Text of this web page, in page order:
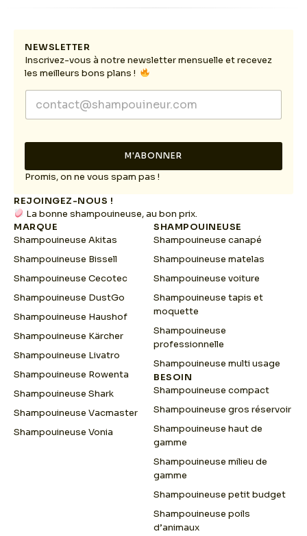
NEWSLETTER
Inscrivez-vous à notre newsletter mensuelle et recevez
les meilleurs bons plans !
a
l
E
m
a
i
E
a
l
M'ABONNER
Promis, on ne vous spam pas !
REJOINGEZ-NOUS !
La bonne shampouineuse, au bon prix.
MARQUE
Shampouineuse Akitas
Shampouineuse Bissell
Shampouineuse Cecotec
Shampouineuse DustGo
Shampouineuse Haushof
Shampouineuse Kärcher
Shampouineuse Livatro
Shampouineuse Rowenta
Shampouineuse Shark
Shampouineuse Vacmaster
Shampouineuse Vonia
SHAMPOUINEUSE
Shampouineuse canapé
Shampouineuse matelas
Shampouineuse voiture
Shampouineuse tapis et
moquette
Shampouineuse
professionnelle
Shampouineuse multi usage
BESOIN
Shampouineuse compact
Shampouineuse gros réservoir
Shampouineuse haut de
gamme
Shampouineuse milieu de
gamme
Shampouineuse petit budget
Shampouineuse poils
d’animaux